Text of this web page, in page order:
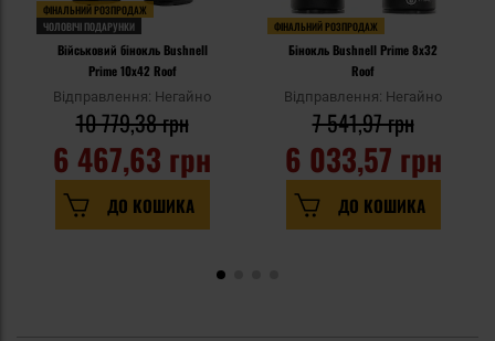
ФІНАЛЬНИЙ РОЗПРОДАЖ
ЧОЛОВІЧІ ПОДАРУНКИ
Військовий бінокль Bushnell
Prime 10x42 Roof
Відправлення: Негайно
6 467,63 грн
10 779,38 грн
ДО КОШИКА
ФІНАЛЬНИЙ РОЗПРОДАЖ
Бінокль Bushnell Prime 8x32
Roof
Відправлення: Негайно
6 033,57 грн
7 541,97 грн
ДО КОШИКА